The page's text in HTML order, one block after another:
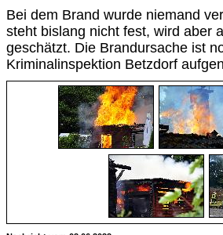
Bei dem Brand wurde niemand
steht bislang nicht fest, wird aber
geschätzt. Die Brandursache ist
Kriminalinspektion Betzdorf